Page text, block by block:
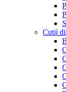
Cutii